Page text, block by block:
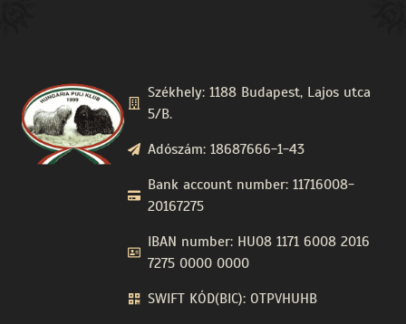
Székhely: 1188 Budapest, Lajos utca
5/B.
Adószám: 18687666-1-43
Bank account number: 11716008-
20167275
IBAN number: HU08 1171 6008 2016
7275 0000 0000
SWIFT KÓD(BIC): OTPVHUHB